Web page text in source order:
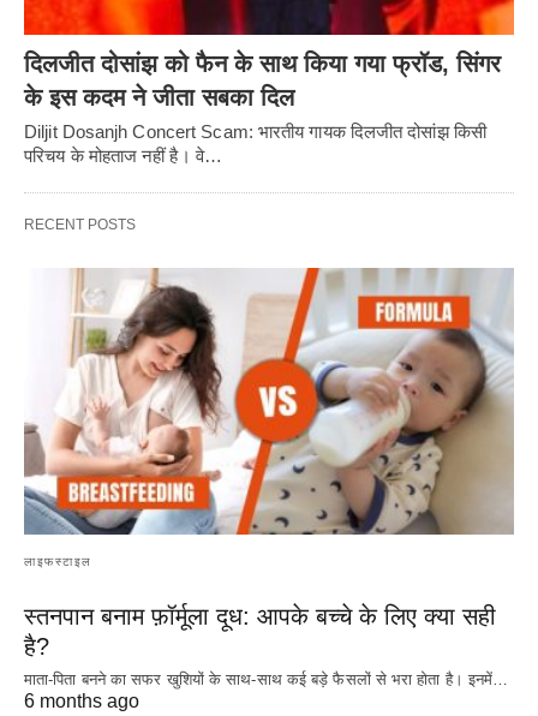
दिलजीत दोसांझ को फैन के साथ किया गया फ्रॉड, सिंगर
के इस कदम ने जीता सबका दिल
Diljit Dosanjh Concert Scam: भारतीय गायक दिलजीत दोसांझ किसी
परिचय के मोहताज नहीं है। वे…
RECENT POSTS
लाइफस्टाइल
स्तनपान बनाम फ़ॉर्मूला दूध: आपके बच्चे के लिए क्या सही
है?
माता-पिता बनने का सफर खुशियों के साथ-साथ कई बड़े फैसलों से भरा होता है। इनमें…
6 months ago